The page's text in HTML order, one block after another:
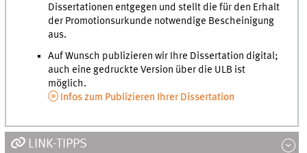
Dissertationen entgegen und stellt die für den Erhalt
der Promotionsurkunde notwendige Bescheinigung
aus.
Auf Wunsch publizieren wir Ihre Dissertation digital;
auch eine gedruckte Version über die ULB ist
möglich.
Infos zum Publizieren Ihrer Dissertation
LINK-TIPPS